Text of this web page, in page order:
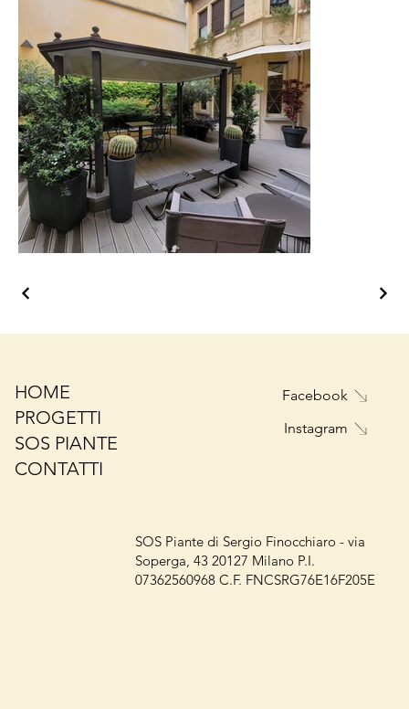
HOME
PROGETTI
SOS PIANTE
CONTATTI
SOS Piante di Sergio Finocchiaro - via
Soperga, 43 20127 Milano P.I.
07362560968 C.F. FNCSRG76E16F205E
Facebook
Instagram